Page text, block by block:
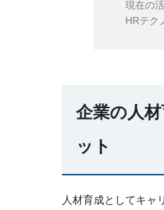
現在の
HRテク
企業の人
ット
人材育成としてキャ